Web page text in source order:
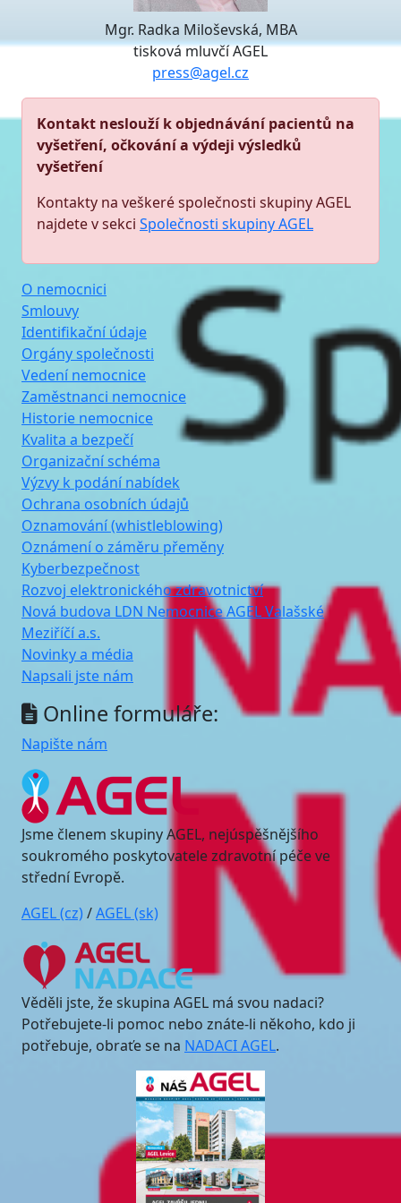
Mgr. Radka Miloševská, MBA
tisková mluvčí AGEL
press@agel.cz
Kontakt neslouží k objednávání pacientů na
vyšetření, očkování a výdeji výsledků
vyšetření
Kontakty na veškeré společnosti skupiny AGEL
najdete v sekci Společnosti skupiny AGEL
O nemocnici
Smlouvy
Identifikační údaje
Orgány společnosti
Vedení nemocnice
Zaměstnanci nemocnice
Historie nemocnice
Kvalita a bezpečí
Organizační schéma
Výzvy k podání nabídek
Ochrana osobních údajů
Oznamování (whistleblowing)
Oznámení o záměru přeměny
Kyberbezpečnost
Rozvoj elektronického zdravotnictví
Nová budova LDN Nemocnice AGEL Valašské
Meziříčí a.s.
Novinky a média
Napsali jste nám
Online formuláře:
Napište nám
Jsme členem skupiny AGEL, nejúspěšnějšího
soukromého poskytovatele zdravotní péče ve
střední Evropě.
AGEL (cz) /AGEL (sk)
Věděli jste, že skupina AGEL má svou nadaci?
Potřebujete-li pomoc nebo znáte-li někoho, kdo ji
potřebuje, obraťe se na NADACI AGEL.